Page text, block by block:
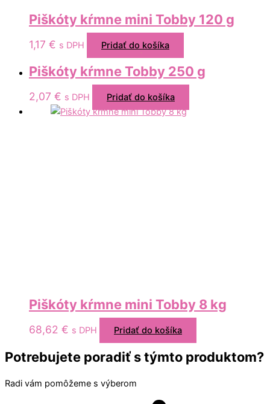
Piškóty kŕmne mini Tobby 120 g
1,17 € s DPH Pridať do košíka
Piškóty kŕmne Tobby 250 g
2,07 € s DPH Pridať do košíka
Piškóty kŕmne mini Tobby 8 kg
68,62 € s DPH Pridať do košíka
Potrebujete poradiť s týmto produktom?
Radi vám pomôžeme s výberom